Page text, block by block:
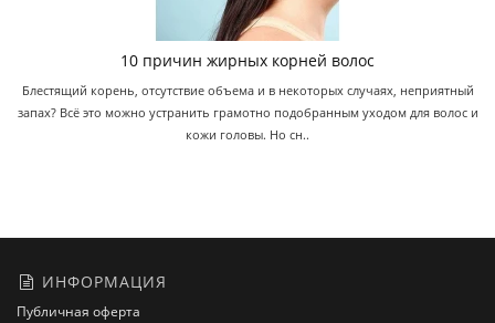
10 причин жирных корней волос
Блестящий корень, отсутствие объема и в некоторых случаях, неприятный
запах? Всё это можно устранить грамотно подобранным уходом для волос и
кожи головы. Но сн..
ИНФОРМАЦИЯ
Публичная оферта